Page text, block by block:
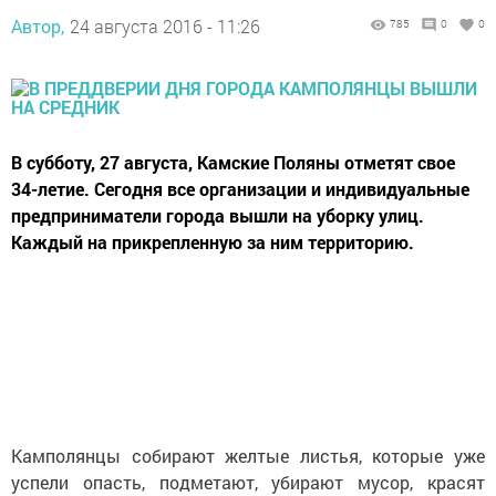
Автор, 24 августа 2016 - 11:26 785 0 0
В субботу, 27 августа, Камские Поляны отметят свое
34-летие. Сегодня все организации и индивидуальные
предприниматели города вышли на уборку улиц.
Каждый на прикрепленную за ним территорию.
Камполянцы собирают желтые листья, которые уже
успели опасть, подметают, убирают мусор, красят